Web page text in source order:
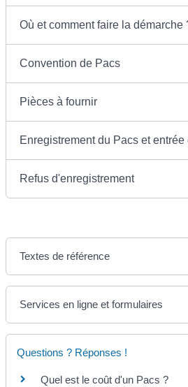
Où et comment faire la démarche
Convention de Pacs
Pièces à fournir
Enregistrement du Pacs et
Refus d'enregistrement
Textes de référence
Services en ligne et formulaires
Questions ? Réponses !
Quel est le coût d'un Pacs ?